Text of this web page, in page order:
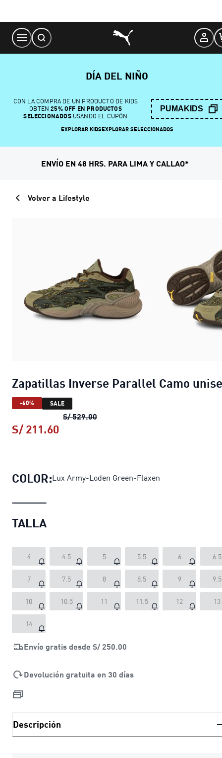
Content
DÍA DEL NIÑO
CON LA COMPRA DE UN PRODUCTO DE KIDS
OBTEN 25% OFF EN PRODUCTOS
SELECCIONADOSUSANDO EL CUPÓN
PUMAKIDS
EXPLORAR KIDSEXPLORAR SELECCIONADOS
ENVÍO EN 48 HRS. PARA LIMA Y CALLAO*
Volver a Lifestyle
Zapatillas Inverse Parallel Camo
-60% SALE
S/ 529.00Zapatillas Inverse Parallel Camo
S/ 211.60
COLOR:Lux Army-Loden Green-Flaxen
TALLA
4 4.5 5 5.5 6 6.5
7 7.5 8 8.5 9 9.5
10 10.5 11 11.5 12 13
14
Envío gratis desde S/ 250.00
Devolución gratuita en 30 días
Descripción